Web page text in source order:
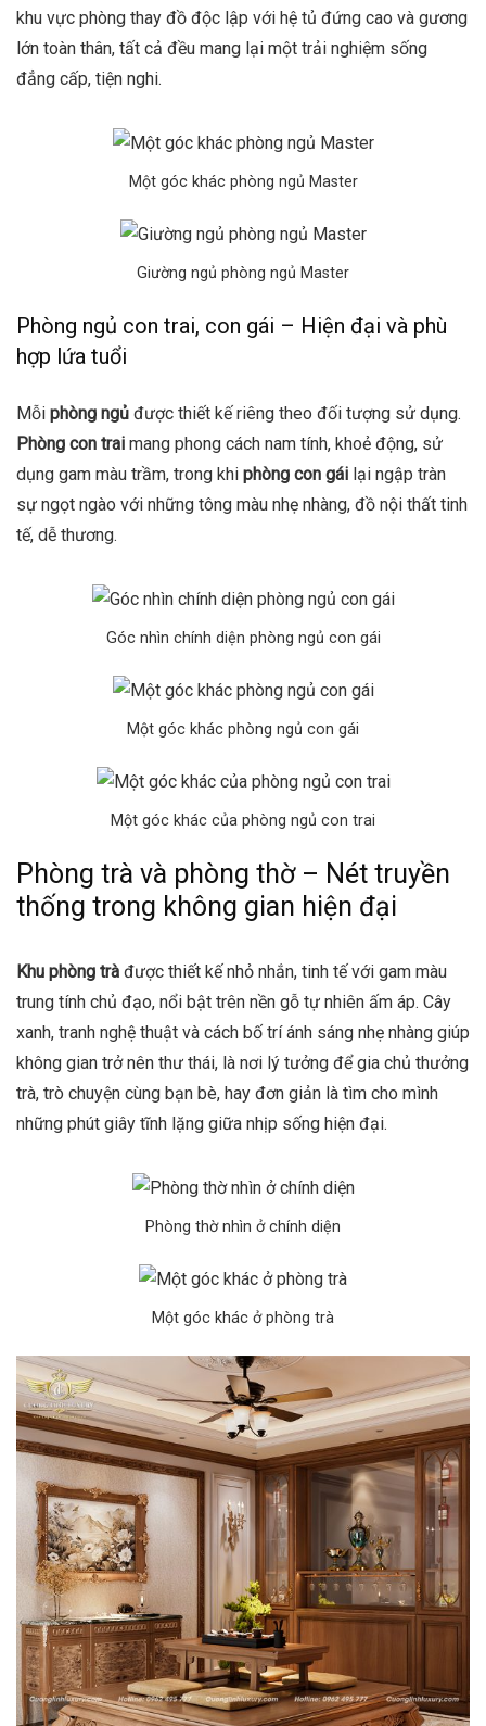
khu vực phòng thay đồ độc lập với hệ tủ đứng cao và gương
lớn toàn thân, tất cả đều mang lại một trải nghiệm sống
đẳng cấp, tiện nghi.
Một góc khác phòng ngủ Master
Giường ngủ phòng ngủ Master
Phòng ngủ con trai, con gái – Hiện đại và phù
hợp lứa tuổi
Mỗi phòng ngủ được thiết kế riêng theo đối tượng sử dụng.
Phòng con trai mang phong cách nam tính, khoẻ động, sử
dụng gam màu trầm, trong khi phòng con gái lại ngập tràn
sự ngọt ngào với những tông màu nhẹ nhàng, đồ nội thất tinh
tế, dễ thương.
Góc nhìn chính diện phòng ngủ con gái
Một góc khác phòng ngủ con gái
Một góc khác của phòng ngủ con trai
Phòng trà và phòng thờ – Nét truyền
thống trong không gian hiện đại
Khu phòng trà được thiết kế nhỏ nhắn, tinh tế với gam màu
trung tính chủ đạo, nổi bật trên nền gỗ tự nhiên ấm áp. Cây
xanh, tranh nghệ thuật và cách bố trí ánh sáng nhẹ nhàng giúp
không gian trở nên thư thái, là nơi lý tưởng để gia chủ thưởng
trà, trò chuyện cùng bạn bè, hay đơn giản là tìm cho mình
những phút giây tĩnh lặng giữa nhịp sống hiện đại.
Phòng thờ nhìn ở chính diện
Một góc khác ở phòng trà